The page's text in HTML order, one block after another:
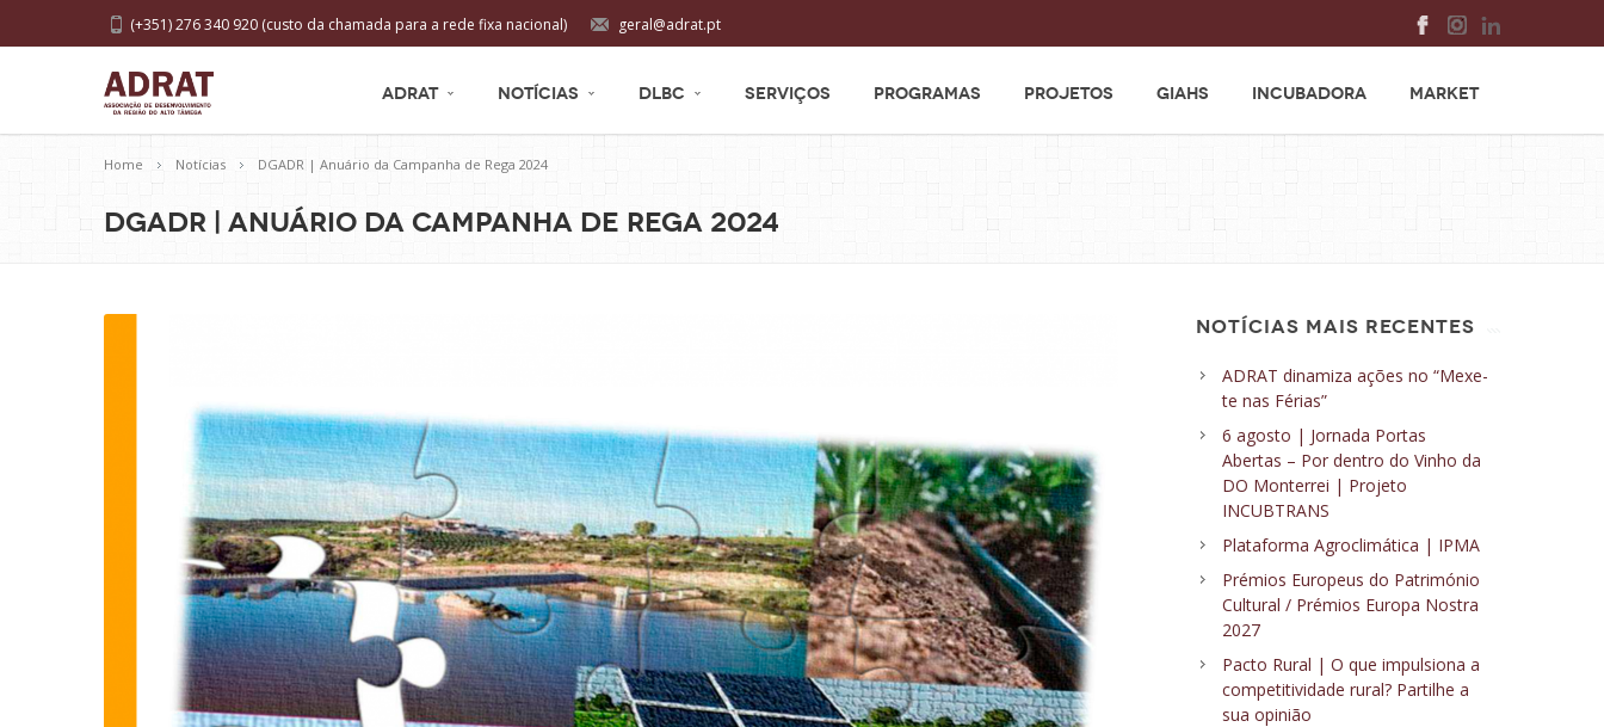
geral@adrat.pt
(+351) 276 340 920 (custo da chamada para a rede fixa nacional)
ADRAT NOTÍCIAS DLBC SERVIÇOS PROGRAMAS PROJETOS GIAHS INCUBADORA MARKET
Home Notícias DGADR | Anuário da Campanha de Rega 2024
DGADR | Anuário da Campanha de Rega 2024
NOTÍCIAS MAIS RECENTES
ADRAT dinamiza ações no “Mexe-
te nas Férias”
6 agosto | Jornada Portas
Abertas – Por dentro do Vinho da
DO Monterrei | Projeto
INCUBTRANS
Plataforma Agroclimática | IPMA
Prémios Europeus do Património
Cultural / Prémios Europa Nostra
2027
Pacto Rural | O que impulsiona a
competitividade rural? Partilhe a
sua opinião